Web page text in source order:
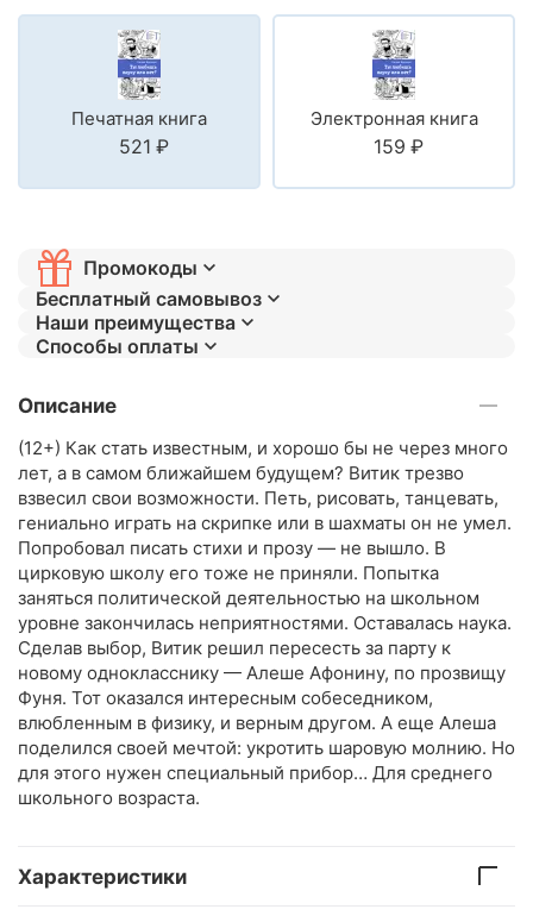
Печатная книга
‍521‍ ₽
Электронная книга
‍159‍ ₽
Промокоды
Бесплатный самовывоз
Наши преимущества
Способы оплаты
Описание
(12+) Как стать известным, и хорошо бы не через много
лет, а в самом ближайшем будущем? Витик трезво
взвесил свои возможности. Петь, рисовать, танцевать,
гениально играть на скрипке или в шахматы он не умел.
Попробовал писать стихи и прозу — не вышло. В
цирковую школу его тоже не приняли. Попытка
заняться политической деятельностью на школьном
уровне закончилась неприятностями. Оставалась наука.
Сделав выбор, Витик решил пересесть за парту к
новому однокласснику — Алеше Афонину, по прозвищу
Фуня. Тот оказался интересным собеседником,
влюбленным в физику, и верным другом. А еще Алеша
поделился своей мечтой: укротить шаровую молнию. Но
для этого нужен специальный прибор… Для среднего
школьного возраста.
Характеристики